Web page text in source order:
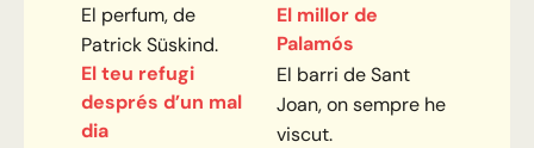
El perfum, de
Patrick Süskind.
El teu refugi
després d’un mal
dia
El millor de
Palamós
El barri de Sant
Joan, on sempre he
viscut.